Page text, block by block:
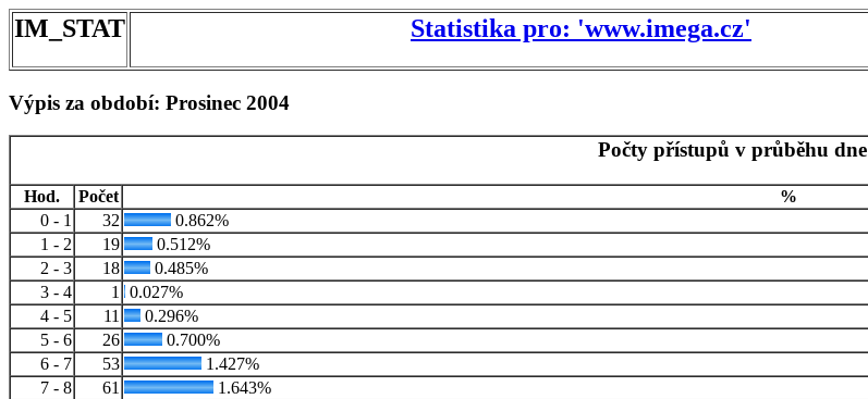
IM_STAT Statistika pro: 'www.imega.cz'
Výpis za období: Prosinec 2004
Počty přístupů v průběhu dne
Hod. Počet
%
0 - 1
32
0.862%
1 - 2
19
0.512%
2 - 3
18
0.485%
3 - 4
1 0.027%
4 - 5
11
0.296%
5 - 6
26
0.700%
6 - 7
53
1.427%
7 - 8
61
1.643%